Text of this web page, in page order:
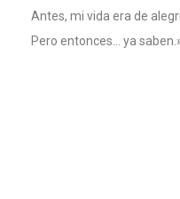
Antes, mi vida era de
Pero entonces… ya